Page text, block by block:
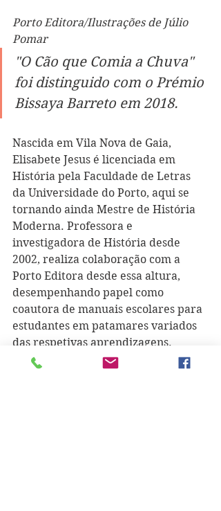
Porto Editora/Ilustrações de Júlio
Pomar
"O Cão que Comia a Chuva"
foi distinguido com o Prémio
Bissaya Barreto em 2018.
Nascida em Vila Nova de Gaia,
Elisabete Jesus é licenciada em
História pela Faculdade de Letras
da Universidade do Porto, aqui se
tornando ainda Mestre de História
Moderna. Professora e
investigadora de História desde
2002, realiza colaboração com a
Porto Editora desde essa altura,
desempenhando papel como
coautora de manuais escolares para
estudantes em patamares variados
das respetivas aprendizagens.
Começou a escrever para um